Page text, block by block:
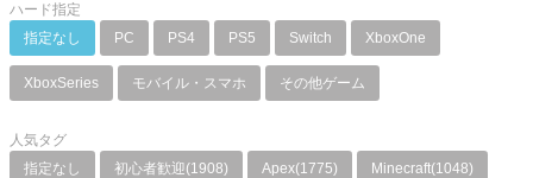
ハード指定
指定なし
PC PS4 PS5 Switch XboxOne
XboxSeries モバイル・スマホ その他ゲーム
人気タグ
指定なし
初心者歓迎(1908) Apex(1775) Minecraft(1048)